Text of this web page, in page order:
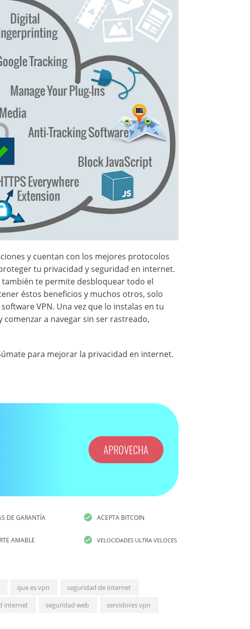
y cuentan con los mejores protocolos
tu privacidad y seguridad en internet.
te permite desbloquear todo el
éstos beneficios y muchos otros, solo
VPN. Una vez que lo instalas en tu
comenzar a navegar sin ser rastreado,
para mejorar la privacidad en internet.
APROVECHA
DE GARANTÍA
AMABLE
ACEPTA BITCOIN
VELOCIDADES ULTRA VELOCES
que es vpn
seguridad de internet
internet seguridad web
servidores vpn